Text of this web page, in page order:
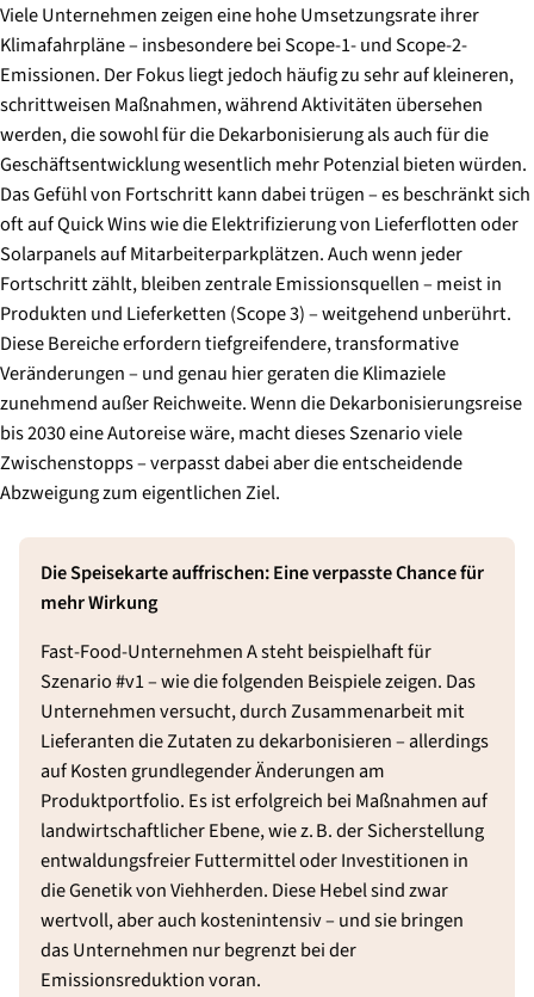
Viele Unternehmen zeigen eine hohe Umsetzungsrate ihrer
Klimafahrpläne – insbesondere bei Scope-1- und Scope-2-
Emissionen. Der Fokus liegt jedoch häufig zu sehr auf kleineren,
schrittweisen Maßnahmen, während Aktivitäten übersehen
werden, die sowohl für die Dekarbonisierung als auch für die
Geschäftsentwicklung wesentlich mehr Potenzial bieten würden.
Das Gefühl von Fortschritt kann dabei trügen – es beschränkt sich
oft auf Quick Wins wie die Elektrifizierung von Lieferflotten oder
Solarpanels auf Mitarbeiterparkplätzen. Auch wenn jeder
Fortschritt zählt, bleiben zentrale Emissionsquellen – meist in
Produkten und Lieferketten (Scope 3) – weitgehend unberührt.
Diese Bereiche erfordern tiefgreifendere, transformative
Veränderungen – und genau hier geraten die Klimaziele
zunehmend außer Reichweite. Wenn die Dekarbonisierungsreise
bis 2030 eine Autoreise wäre, macht dieses Szenario viele
Zwischenstopps – verpasst dabei aber die entscheidende
Abzweigung zum eigentlichen Ziel.
Die Speisekarte auffrischen: Eine verpasste Chance für
mehr Wirkung
Fast-Food-Unternehmen A steht beispielhaft für
Szenario #v1 – wie die folgenden Beispiele zeigen. Das
Unternehmen versucht, durch Zusammenarbeit mit
Lieferanten die Zutaten zu dekarbonisieren – allerdings
auf Kosten grundlegender Änderungen am
Produktportfolio. Es ist erfolgreich bei Maßnahmen auf
landwirtschaftlicher Ebene, wie z. B. der Sicherstellung
entwaldungsfreier Futtermittel oder Investitionen in
die Genetik von Viehherden. Diese Hebel sind zwar
wertvoll, aber auch kostenintensiv – und sie bringen
das Unternehmen nur begrenzt bei der
Emissionsreduktion voran.